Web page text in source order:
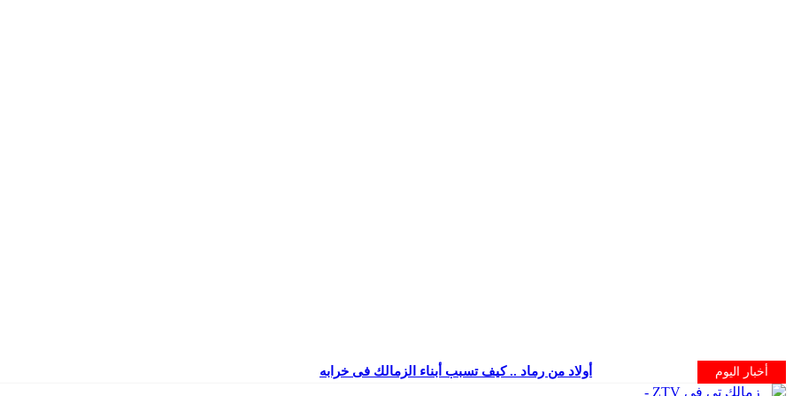
أخبار اليوم
أولاد من رماد .. كيف تسبب أبناء الزمالك فى خرابه